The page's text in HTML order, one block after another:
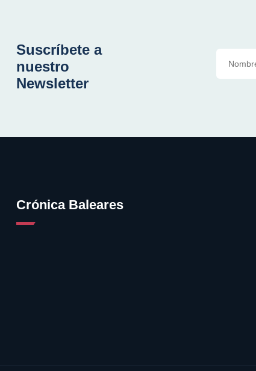
Suscríbete a
nuestro
Newsletter
Crónica Baleares